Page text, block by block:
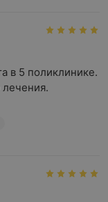
в 5 поликлинике.